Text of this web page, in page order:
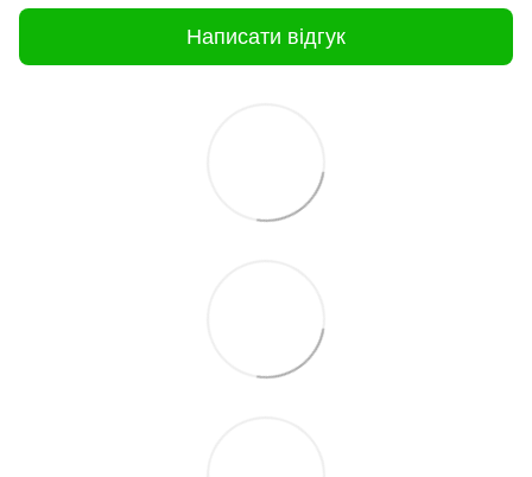
Написати відгук